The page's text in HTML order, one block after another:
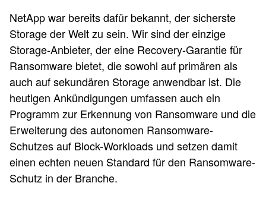
NetApp war bereits dafür bekannt, der sicherste
Storage der Welt zu sein. Wir sind der einzige
Storage-Anbieter, der eine Recovery-Garantie für
Ransomware bietet, die sowohl auf primären als
auch auf sekundären Storage anwendbar ist. Die
heutigen Ankündigungen umfassen auch ein
Programm zur Erkennung von Ransomware und die
Erweiterung des autonomen Ransomware-
Schutzes auf Block-Workloads und setzen damit
einen echten neuen Standard für den Ransomware-
Schutz in der Branche.